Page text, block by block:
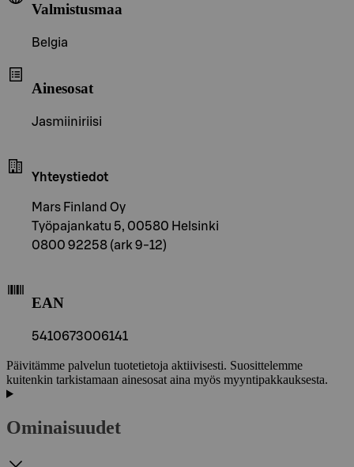
Valmistusmaa
Belgia
Ainesosat
Jasmiiniriisi
Yhteystiedot
Mars Finland Oy
Työpajankatu 5, 00580 Helsinki
0800 92258 (ark 9-12)
EAN
5410673006141
Päivitämme palvelun tuotetietoja aktiivisesti. Suosittelemme
kuitenkin tarkistamaan ainesosat aina myös myyntipakkauksesta.
Ominaisuudet